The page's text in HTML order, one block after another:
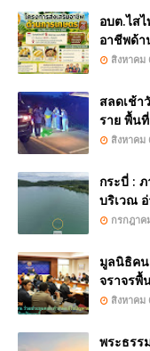
อบต.ไส
อาชีพด้า
สิงหาคม
สลดเช้า
ราย พื้น
สิงหาคม
กระบี่ :
บริเวณ
กรกฎาค
มูลนิธิค
จราจรพื้
สิงหาคม
พระธร